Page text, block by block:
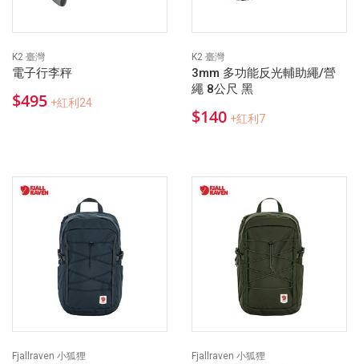
K2 臺灣
電子行李秤
$495 +紅利24
K2 臺灣
3mm 多功能反光輔助繩/營
繩 8公尺 黑
$140 +紅利7
Fjallraven 小狐狸 Fjallraven 小狐狸